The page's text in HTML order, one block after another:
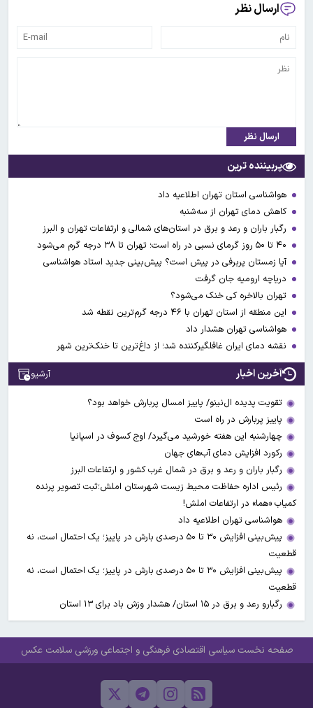
ارسال نظر
ارسال نظر
پربیننده ترین
هواشناسی استان تهران اطلاعیه داد
کاهش دمای تهران از سه‌شنبه
رگبار باران و رعد و برق در استان‌های شمالی و ارتفاعات تهران و البرز
آیا زمستان پربرفی در پیش است؟ پیش‌بینی جدید استاد هواشناسی
دریاچه ارومیه جان گرفت
تهران بالاخره کی خنک می‌شود؟
این منطقه از استان تهران با ۴۶ درجه گرم‌ترین نقطه شد
هواشناسی تهران هشدار داد
نقشه دمای ایران غافلگیرکننده شد؛ از داغ‌ترین تا خنک‌ترین شهر
آخرین اخبار آرشیو
تقویت پدیده ال‌نینو/ پاییز امسال پربارش خواهد بود؟
پاییز پربارش در راه است
چهارشنبه این هفته خورشید می‌گیرد/ اوج کسوف در اسپانیا
رکورد افزایش دمای آب‌های جهان
رگبار باران و رعد و برق در شمال غرب کشور و ارتفاعات البرز
رئیس اداره حفاظت محیط زیست شهرستان املش؛ثبت تصویر پرنده
کمیاب «هما» در ارتفاعات املش!
هواشناسی تهران اطلاعیه داد
پیش‌بینی افزایش ۳۰ تا ۵۰ درصدی بارش در پاییز؛ یک احتمال است، نه
قطعیت
پیش‌بینی افزایش ۳۰ تا ۵۰ درصدی بارش در پاییز؛ یک احتمال است، نه
قطعیت
رگبارو رعد و برق در ۱۵ استان/ هشدار وزش باد برای ۱۳ استان‌
صفحه نخست سیاسی اقتصادی فرهنگی و اجتماعی ورزشی سلامت عکس